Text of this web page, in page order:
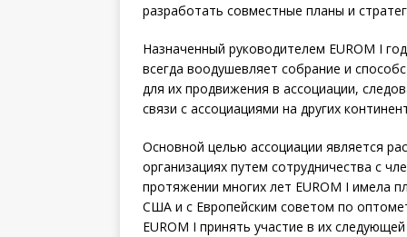
разработать совместные планы и
Назначенный руководителем EUROM I
всегда воодушевляет собрание и
для их продвижения в ассоциации,
связи с ассоциациями на других
Основной целью ассоциации является
организациях путем сотрудничества с
протяжении многих лет EUROM I имела
США и с Европейским советом по
EUROM I принять участие в их